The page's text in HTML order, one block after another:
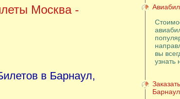
Москва -
в Барнаул,
вы
узнать
Барнаул